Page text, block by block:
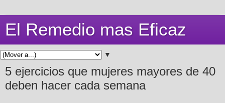
El Remedio mas Eficaz
▼
5 ejercicios que mujeres mayores de 40
deben hacer cada semana